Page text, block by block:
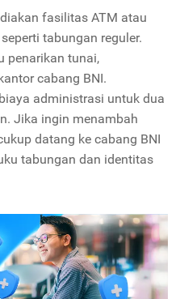
fasilitas ATM atau
tabungan reguler.
penarikan tunai,
cabang BNI.
administrasi untuk dua
Jika ingin menambah
datang ke cabang BNI
tabungan dan identitas